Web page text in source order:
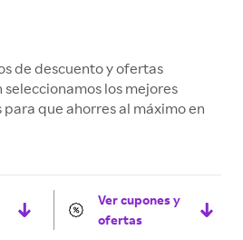
de descuento y ofertas
los mejores
que ahorres al máximo en
Ver cupones y
ofertas